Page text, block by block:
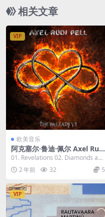
相关文章
VIP
欧美音乐
阿克塞尔·鲁迪·佩尔 Axel Rud
i Pell - The Ballads VI 2023
[24Bit/44.1kHz] [Hi-Res Fla
c 848MB]
01. Revelations 02. Diamonds and
Rust 03...
2 年前 32 5
VIP